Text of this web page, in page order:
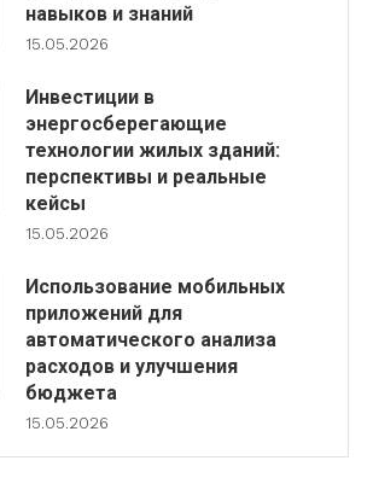
навыков и знаний
15.05.2026
Инвестиции в
энергосберегающие
технологии жилых зданий:
перспективы и реальные
кейсы
15.05.2026
Использование мобильных
приложений для
автоматического анализа
расходов и улучшения
бюджета
15.05.2026